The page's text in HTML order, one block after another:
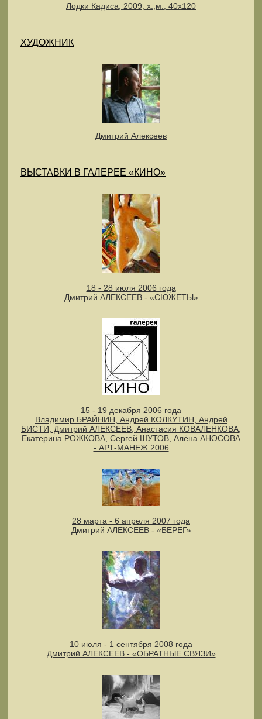
Лодки Кадиса, 2009, х.,м., 40х120
ХУДОЖНИК
Дмитрий Алексеев
ВЫСТАВКИ В ГАЛЕРЕЕ «КИНО»
18 - 28 июля 2006 года
Дмитрий АЛЕКСЕЕВ - «СЮЖЕТЫ»
15 - 19 декабря 2006 года
Владимир БРАЙНИН, Андрей КОЛКУТИН, Андрей
БИСТИ, Дмитрий АЛЕКСЕЕВ, Анастасия КОВАЛЕНКОВА,
Екатерина РОЖКОВА, Сергей ШУТОВ, Алёна АНОСОВА
- АРТ-МАНЕЖ 2006
28 марта - 6 апреля 2007 года
Дмитрий АЛЕКСЕЕВ - «БЕРЕГ»
10 июля - 1 сентября 2008 года
Дмитрий АЛЕКСЕЕВ - «ОБРАТНЫЕ СВЯЗИ»